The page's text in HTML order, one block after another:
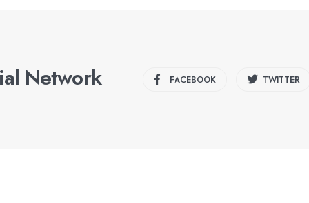
Network FACEBOOK TWITTER